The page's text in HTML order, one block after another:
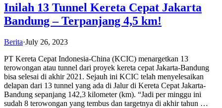
Inilah 13 Tunnel Kereta Cepat Jakarta
Bandung – Terpanjang 4,5 km!
Berita·July 26, 2023
PT Kereta Cepat Indonesia-China (KCIC) menargetkan 13
terowongan atau tunnel dari proyek kereta cepat Jakarta-Bandung
bisa selesai di akhir 2021. Sejauh ini KCIC telah menyelesaikan
delapan dari 13 tunnel yang ada di Jalur di Kereta Cepat Jakarta-
Bandung sepanjang 142,3 kilometer (km). “Jadi per minggu ini
sudah 8 terowongan yang tembus dan targetnya di akhir tahun …